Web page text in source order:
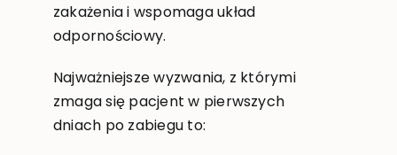
zakażenia i wspomaga układ
odpornościowy.
Najważniejsze wyzwania, z którymi
zmaga się pacjent w pierwszych
dniach po zabiegu to: